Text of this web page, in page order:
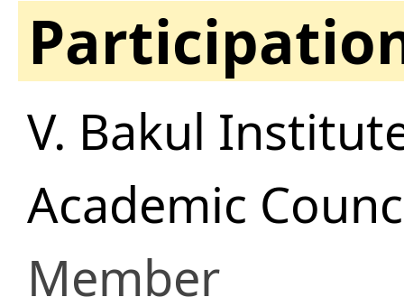
V. Bakul
Academic
Member